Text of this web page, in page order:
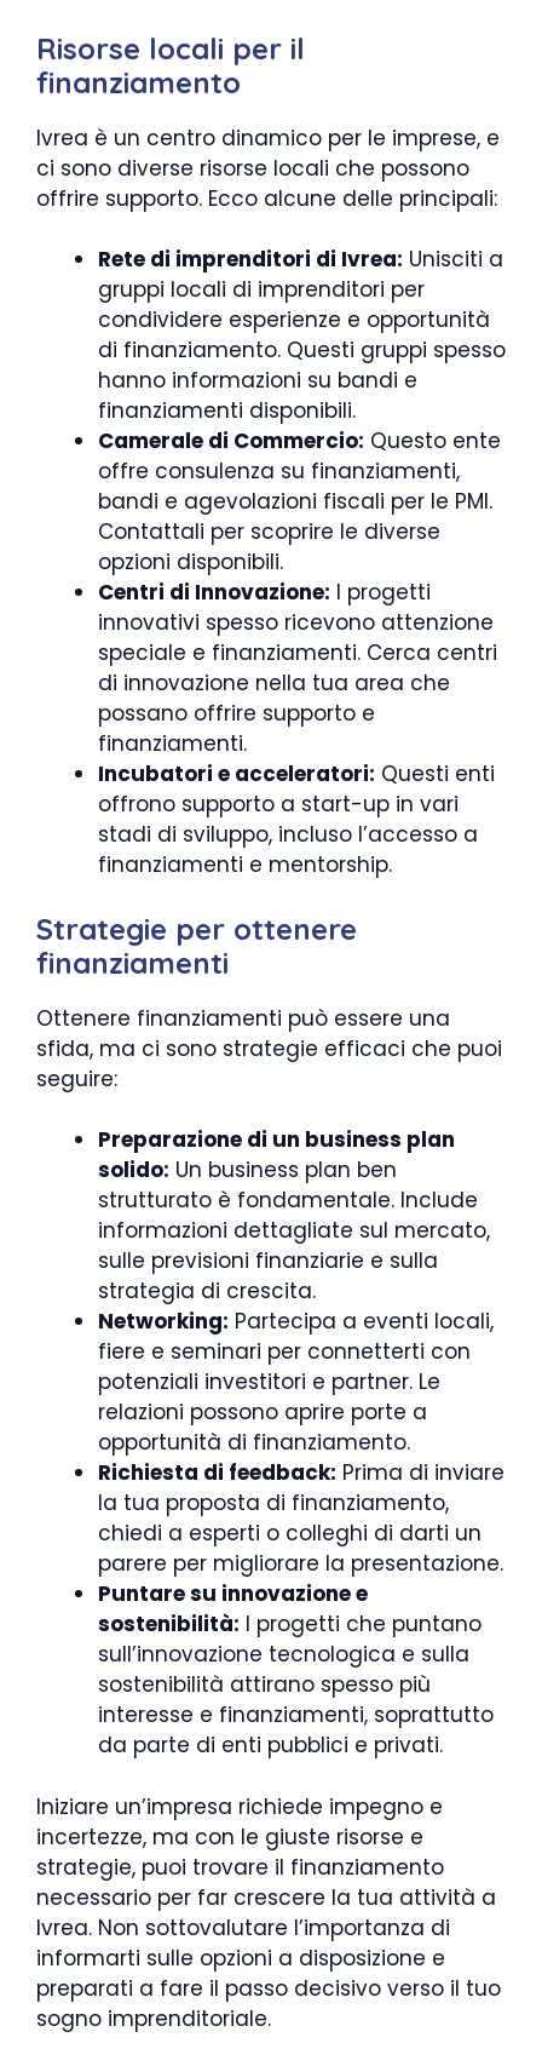
Risorse locali per il
finanziamento
Ivrea è un centro dinamico per le imprese, e
ci sono diverse risorse locali che possono
offrire supporto. Ecco alcune delle principali:
Rete di imprenditori di Ivrea: Unisciti a
gruppi locali di imprenditori per
condividere esperienze e opportunità
di finanziamento. Questi gruppi spesso
hanno informazioni su bandi e
finanziamenti disponibili.
Camerale di Commercio: Questo ente
offre consulenza su finanziamenti,
bandi e agevolazioni fiscali per le PMI.
Contattali per scoprire le diverse
opzioni disponibili.
Centri di Innovazione: I progetti
innovativi spesso ricevono attenzione
speciale e finanziamenti. Cerca centri
di innovazione nella tua area che
possano offrire supporto e
finanziamenti.
Incubatori e acceleratori: Questi enti
offrono supporto a start-up in vari
stadi di sviluppo, incluso l’accesso a
finanziamenti e mentorship.
Strategie per ottenere
finanziamenti
Ottenere finanziamenti può essere una
sfida, ma ci sono strategie efficaci che puoi
seguire:
Preparazione di un business plan
solido: Un business plan ben
strutturato è fondamentale. Include
informazioni dettagliate sul mercato,
sulle previsioni finanziarie e sulla
strategia di crescita.
Networking: Partecipa a eventi locali,
fiere e seminari per connetterti con
potenziali investitori e partner. Le
relazioni possono aprire porte a
opportunità di finanziamento.
Richiesta di feedback: Prima di inviare
la tua proposta di finanziamento,
chiedi a esperti o colleghi di darti un
parere per migliorare la presentazione.
Puntare su innovazione e
sostenibilità: I progetti che puntano
sull’innovazione tecnologica e sulla
sostenibilità attirano spesso più
interesse e finanziamenti, soprattutto
da parte di enti pubblici e privati.
Iniziare un’impresa richiede impegno e
incertezze, ma con le giuste risorse e
strategie, puoi trovare il finanziamento
necessario per far crescere la tua attività a
Ivrea. Non sottovalutare l’importanza di
informarti sulle opzioni a disposizione e
preparati a fare il passo decisivo verso il tuo
sogno imprenditoriale.